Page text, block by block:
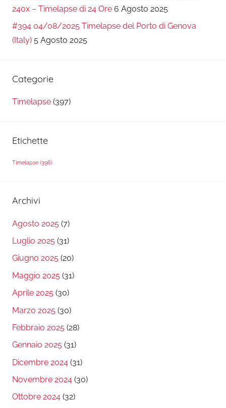
240x – Timelapse di 24 Ore 6 Agosto 2025
#394 04/08/2025 Timelapse del Porto di Genova
(Italy) 5 Agosto 2025
Categorie
Timelapse (397)
Etichette
Timelapse (396)
Archivi
Agosto 2025 (7)
Luglio 2025 (31)
Giugno 2025 (20)
Maggio 2025 (31)
Aprile 2025 (30)
Marzo 2025 (30)
Febbraio 2025 (28)
Gennaio 2025 (31)
Dicembre 2024 (31)
Novembre 2024 (30)
Ottobre 2024 (32)